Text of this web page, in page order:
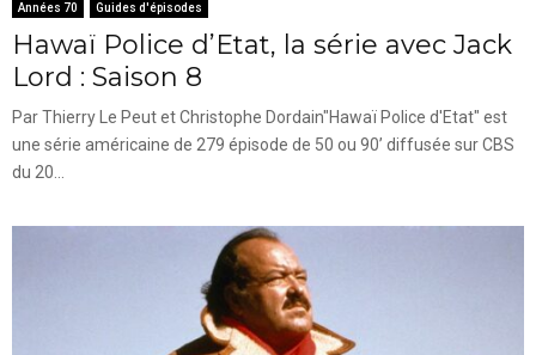
Années 70 Guides d'épisodes
Hawaï Police d’Etat, la série avec Jack
Lord : Saison 8
Par Thierry Le Peut et Christophe Dordain"Hawaï Police d'Etat" est
une série américaine de 279 épisode de 50 ou 90’ diffusée sur CBS
du 20...